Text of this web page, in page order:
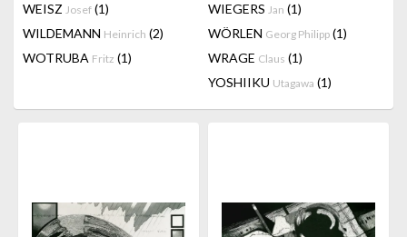
WEISZ Josef (1) WIEGERS Jan (1)
WILDEMANN Heinrich (2) WÖRLEN Georg Philipp (1)
WOTRUBA Fritz (1) WRAGE Claus (1)
YOSHIIKU Utagawa (1)